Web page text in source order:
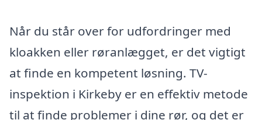
Når du står over for udfordringer med
kloakken eller røranlægget, er det vigtigt
at finde en kompetent løsning. TV-
inspektion i Kirkeby er en effektiv metode
til at finde problemer i dine rør, og det er